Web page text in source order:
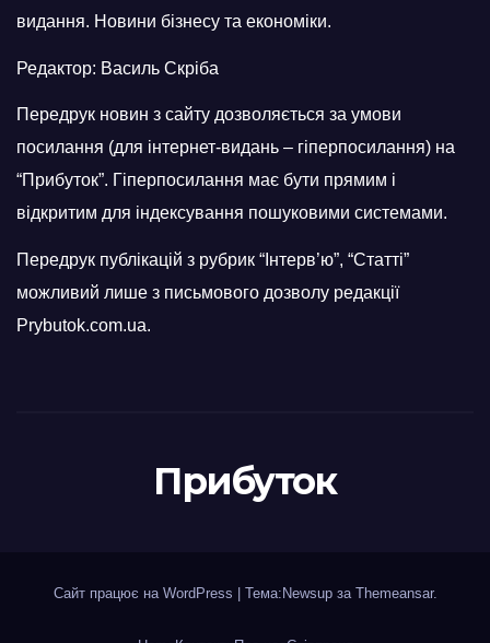
видання. Новини бізнесу та економіки.
Редактор: Василь Скріба
Передрук новин з сайту дозволяється за умови
посилання (для інтернет-видань – гіперпосилання) на
“Прибуток”. Гіперпосилання має бути прямим і
відкритим для індексування пошуковими системами.
Передрук публікацій з рубрик “Інтерв’ю”, “Статті”
можливий лише з письмового дозволу редакції
Prybutok.com.ua.
Прибуток
Сайт працює на WordPress Тема:Newsup за Themeansar.